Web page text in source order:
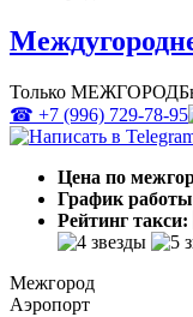
Только МЕЖГОРОД
☎ +7 (996) 729-78-95
Цена по
График
Рейтинг такси:
Межгород
Аэропорт